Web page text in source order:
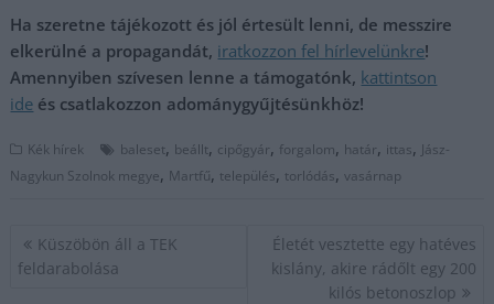
Ha szeretne tájékozott és jól értesült lenni, de messzire
elkerülné a propagandát, iratkozzon fel hírlevelünkre!
Amennyiben szívesen lenne a támogatónk, kattintson
ide és csatlakozzon adománygyűjtésünkhöz!
Kék hírek baleset, beállt, cipőgyár, forgalom, határ, ittas, Jász-
Nagykun Szolnok megye, Martfű, település, torlódás,vasárnap
Bejegyzés
navigáció
Küszöbön áll a TEK
feldarabolása
Életét vesztette egy hatéves
kislány, akire rádőlt egy 200
kilós betonoszlop